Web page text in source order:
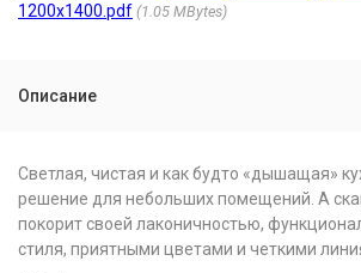
1200х1400.pdf 1.05 MBytes
Описание
Светлая, чистая и как будто «дышащая»
решение для небольших помещений. А
покорит своей лаконичностью,
стиля, приятными цветами и четкими